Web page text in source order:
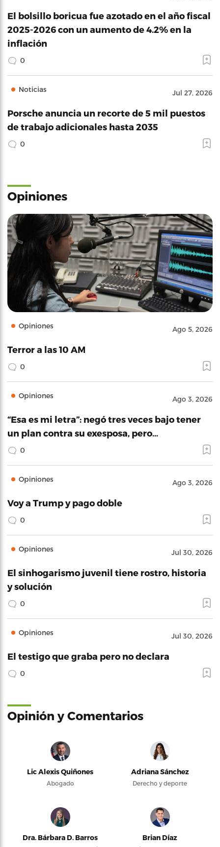
El bolsillo boricua fue azotado en el año fiscal
2025-2026 con un aumento de 4.2% en la
inflación
0
Noticias Jul 27, 2026
Porsche anuncia un recorte de 5 mil puestos
de trabajo adicionales hasta 2035
0
Opiniones
Opiniones Ago 5, 2026
Terror a las 10 AM
0
Opiniones Ago 3, 2026
“Esa es mi letra”: negó tres veces bajo tener
un plan contra su exesposa, pero…
0
Opiniones Ago 3, 2026
Voy a Trump y pago doble
0
Opiniones Jul 30, 2026
El sinhogarismo juvenil tiene rostro, historia
y solución
0
Opiniones Jul 30, 2026
El testigo que graba pero no declara
0
Opinión y Comentarios
Lic Alexis Quiñones
Abogado
Adriana Sánchez
Derecho y deporte
Dra. Bárbara D. Barros Brian Díaz